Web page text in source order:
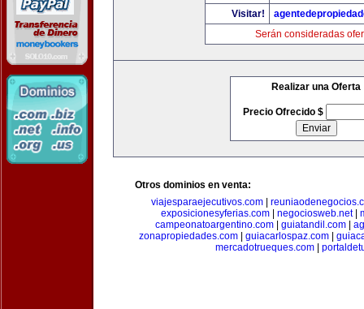
Visitar!
Serán consideradas
Realizar una Oferta
Precio Ofrecido $
Otros dominios en venta:
viajesparaejecutivos.com|
exposicionesyferias.com
negociosweb.net|
campeonatoargentino.com| guiatandil.com|
zonapropiedades.com
guiacarlospaz.com
mercadotrueques.com